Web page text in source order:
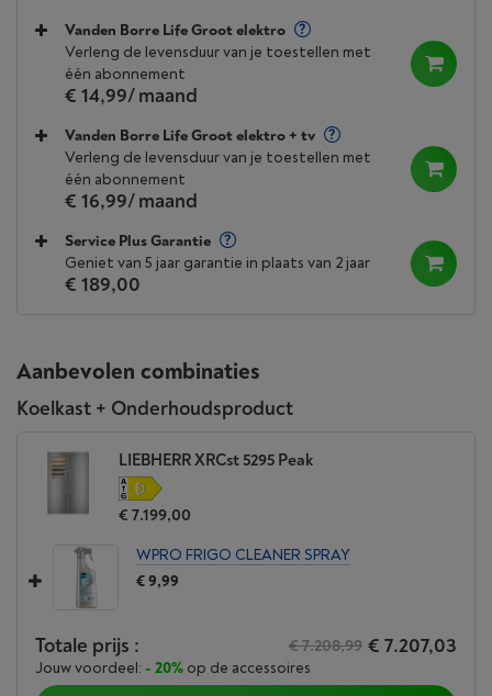
Vanden Borre Life Groot elektro
Verleng de levensduur van je toestellen met
één abonnement
€ 14,99/ maand
Vanden Borre Life Groot elektro + tv
Verleng de levensduur van je toestellen met
één abonnement
€ 16,99/ maand
Service Plus Garantie
Geniet van 5 jaar garantie in plaats van 2 jaar
€ 189,00
Aanbevolen combinaties
Koelkast + Onderhoudsproduct
LIEBHERR XRCst 5295 Peak
€ 7.199,00
WPRO FRIGO CLEANER SPRAY
€ 9,99
Totale prijs : € 7.208,99 € 7.207,03
Jouw voordeel: - 20% op de accessoires